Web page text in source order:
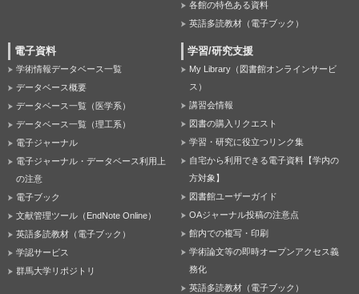
各館の特色ある資料
英語多読教材（電子ブック）
電子資料
学術情報データベース一覧
データベース概要
データベース一覧（医学系）
データベース一覧（理工系）
電子ジャーナル
電子ジャーナル・データベース利用上
の注意
電子ブック
文献管理ツール（EndNote Online）
英語多読教材（電子ブック）
学認サービス
群馬大学リポジトリ
学習/研究支援
My Library（図書館オンラインサービ
ス）
講習会情報
図書の購入リクエスト
学習・研究に役立つリンク集
自宅から利用できる電子資料【学内の
方対象】
図書館ユーザーガイド
OAジャーナル投稿の注意点
館内での複写・印刷
学術論文等の即時オープンアクセス義
務化
英語多読教材（電子ブック）